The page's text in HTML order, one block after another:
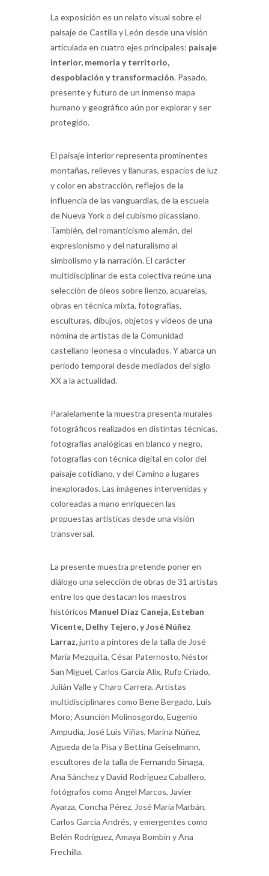
La exposición es un relato visual sobre el
paisaje de Castilla y León desde una visión
articulada en cuatro ejes principales: paisaje
interior, memoria y territorio,
despoblación y transformación. Pasado,
presente y futuro de un inmenso mapa
humano y geográfico aún por explorar y ser
protegido.
El paisaje interior representa prominentes
montañas, relieves y llanuras, espacios de luz
y color en abstracción, reflejos de la
influencia de las vanguardias, de la escuela
de Nueva York o del cubismo picassiano.
También, del romanticismo alemán, del
expresionismo y del naturalismo al
simbolismo y la narración. El carácter
multidisciplinar de esta colectiva reúne una
selección de óleos sobre lienzo, acuarelas,
obras en técnica mixta, fotografías,
esculturas, dibujos, objetos y videos de una
nómina de artistas de la Comunidad
castellano-leonesa o vinculados. Y abarca un
periodo temporal desde mediados del siglo
XX a la actualidad.
Paralelamente la muestra presenta murales
fotográficos realizados en distintas técnicas,
fotografías analógicas en blanco y negro,
fotografías con técnica digital en color del
paisaje cotidiano, y del Camino a lugares
inexplorados. Las imágenes intervenidas y
coloreadas a mano enriquecen las
propuestas artísticas desde una visión
transversal.
La presente muestra pretende poner en
diálogo una selección de obras de 31 artistas
entre los que destacan los maestros
históricos Manuel Díaz Caneja, Esteban
Vicente, Delhy Tejero, y José Núñez
Larraz,junto a pintores de la talla de José
María Mezquita, César Paternosto, Néstor
San Miguel, Carlos García Alix, Rufo Criado,
Julián Valle y Charo Carrera. Artistas
multidisciplinares como Bene Bergado, Luis
Moro; Asunción Molinosgordo, Eugenio
Ampudia, José Luis Viñas, Marina Núñez,
Agueda de la Pisa y Bettina Geiselmann,
escultores de la talla de Fernando Sinaga,
Ana Sánchez y David Rodríguez Caballero,
fotógrafos como Ángel Marcos, Javier
Ayarza, Concha Pérez, José María Marbán,
Carlos García Andrés, y emergentes como
Belén Rodríguez, Amaya Bombín y Ana
Frechilla.